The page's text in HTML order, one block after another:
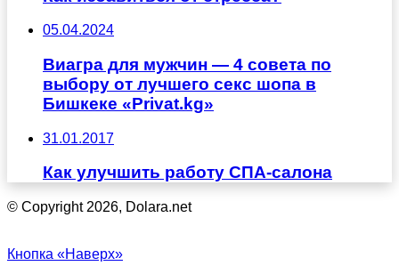
05.04.2024
Виагра для мужчин — 4 совета по
выбору от лучшего секс шопа в
Бишкеке «Privat.kg»
31.01.2017
Как улучшить работу СПА-салона
© Copyright 2026, Dolara.net
Кнопка «Наверх»